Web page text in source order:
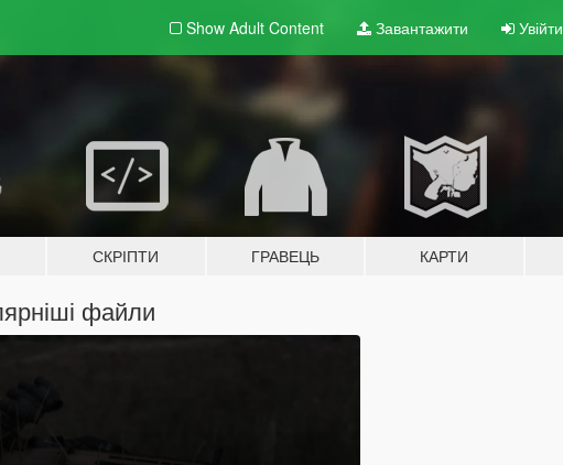
Show Adult Content Завантажити Увійти
СКРІПТИ ГРАВЕЦЬ КАРТИ
файли